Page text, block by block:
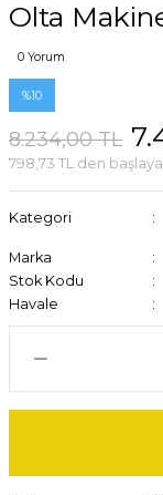
Olta
0 Yorum
%10
8.234,00 TL
798,73 TL den
Kategori
Marka
Stok Kodu
Havale